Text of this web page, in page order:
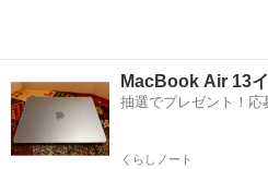
MacBook Air 13
抽選でプレゼント！応
くらしノート